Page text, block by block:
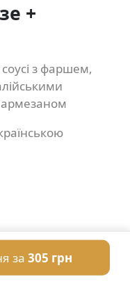
+
з фаршем,
за 305 грн